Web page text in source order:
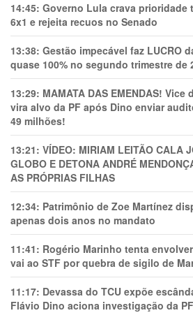
14:45: Governo Lula crava prioridade
6x1 e rejeita recuos no Senado
13:38: Gestão impecável faz LUCRO
quase 100% no segundo trimestre de
13:29: MAMATA DAS EMENDAS!
vira alvo da PF após Dino enviar
49 milhões!
13:21: VÍDEO: MIRIAM LEITÃO CALA
GLOBO E DETONA ANDRÉ
AS PRÓPRIAS FILHAS
12:34: Patrimônio de Zoe Martínez
apenas dois anos no mandato
11:41: Rogério Marinho tenta
vai ao STF por quebra de sigilo de
11:17: Devassa do TCU expõe
Flávio Dino aciona investigação da PF